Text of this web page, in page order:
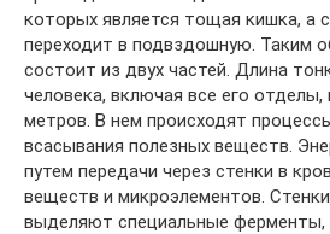
которых является тощая кишка, а
переходит в подвздошную. Таким
состоит из двух частей. Длина
человека, включая все его
метров. В нем происходят
всасывания полезных веществ.
путем передачи через стенки в
веществ и микроэлементов.
выделяют специальные ферменты,